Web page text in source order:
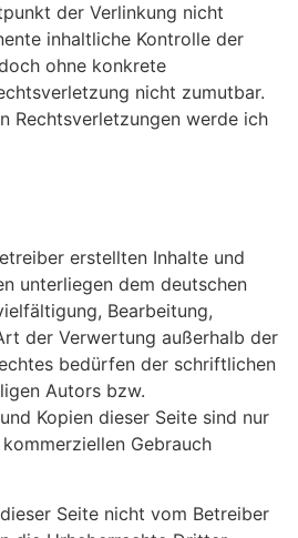
der Verlinkung nicht
inhaltliche Kontrolle der
ohne konkrete
nicht zumutbar.
Rechtsverletzungen werde ich
erstellten Inhalte und
unterliegen dem deutschen
Bearbeitung,
der Verwertung außerhalb der
bedürfen der schriftlichen
Autors bzw.
Kopien dieser Seite sind nur
Gebrauch
Seite nicht vom Betreiber